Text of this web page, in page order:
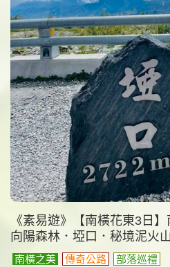
《素易遊》【南橫花東3日
向陽森林．埡口．秘境泥火
南橫之美 傳奇公路 部落巡禮